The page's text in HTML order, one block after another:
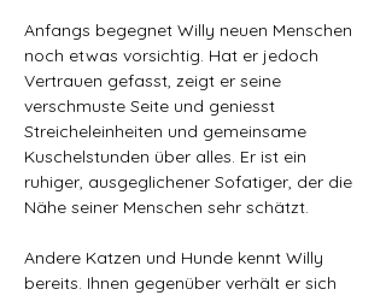
Anfangs begegnet Willy neuen Menschen
noch etwas vorsichtig. Hat er jedoch
Vertrauen gefasst, zeigt er seine
verschmuste Seite und geniesst
Streicheleinheiten und gemeinsame
Kuschelstunden über alles. Er ist ein
ruhiger, ausgeglichener Sofatiger, der die
Nähe seiner Menschen sehr schätzt.
Andere Katzen und Hunde kennt Willy
bereits. Ihnen gegenüber verhält er sich